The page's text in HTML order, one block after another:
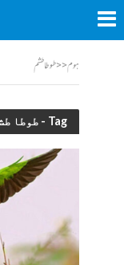
ہوم<<طوطا طشم
Tag - طوطا طشم